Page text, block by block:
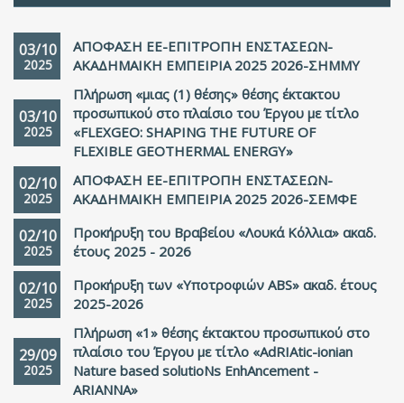
03/10
2025
ΑΠΟΦΑΣΗ ΕΕ-ΕΠΙΤΡΟΠΗ ΕΝΣΤΑΣΕΩΝ-
ΑΚΑΔΗΜΑΙΚΗ ΕΜΠΕΙΡΙΑ 2025 2026-ΣHMMΥ
03/10
2025
Πλήρωση «μιας (1) θέσης» θέσης έκτακτου
προσωπικού στο πλαίσιο του Έργου με τίτλο
«FLEXGEO: SHAPING THE FUTURE OF
FLEXIBLE GEOTHERMAL ENERGY»
02/10
2025
ΑΠΟΦΑΣΗ ΕΕ-ΕΠΙΤΡΟΠΗ ΕΝΣΤΑΣΕΩΝ-
ΑΚΑΔΗΜΑΙΚΗ ΕΜΠΕΙΡΙΑ 2025 2026-ΣΕΜΦΕ
02/10
2025
Προκήρυξη του Βραβείου «Λουκά Κόλλια» ακαδ.
έτους 2025 - 2026
02/10
2025
Προκήρυξη των «Υποτροφιών ABS» ακαδ. έτους
2025-2026
29/09
2025
Πλήρωση «1» θέσης έκτακτου προσωπικού στο
πλαίσιο του Έργου με τίτλο «AdRIAtic-ionian
Nature based solutioNs EnhAncement -
ARIANNA»